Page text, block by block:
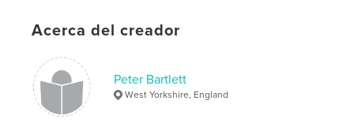
Palabras clave
Acerca del creador
Peter Bartlett
West Yorkshire, England